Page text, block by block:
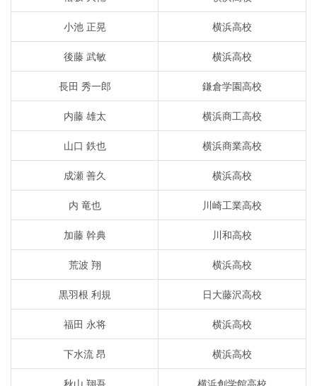
小池 正晃 横浜高校
後藤 武敏 横浜高校
長田 秀一郎 鎌倉学園高校
内藤 雄太 横浜商工高校
山口 鉄也 横浜商業高校
成瀬 善久 横浜高校
内 竜也 川崎工業高校
加藤 幹典 川和高校
荒波 翔 横浜高校
黒羽根 利規 日大藤沢高校
福田 永将 横浜高校
下水流 昂 横浜高校
秋山 翔吾 横浜創学館高校